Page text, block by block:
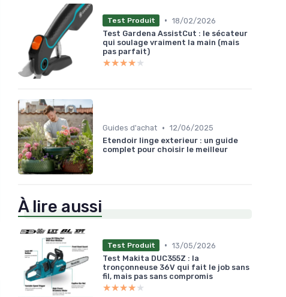
Test Produit • 18/02/2026
Test Gardena AssistCut : le sécateur
qui soulage vraiment la main (mais
pas parfait)
★★★★★
★★★★★
Guides d'achat • 12/06/2025
Etendoir linge exterieur : un guide
complet pour choisir le meilleur
À lire aussi
Test Produit • 13/05/2026
Test Makita DUC355Z : la
tronçonneuse 36V qui fait le job sans
fil, mais pas sans compromis
★★★★★
★★★★★